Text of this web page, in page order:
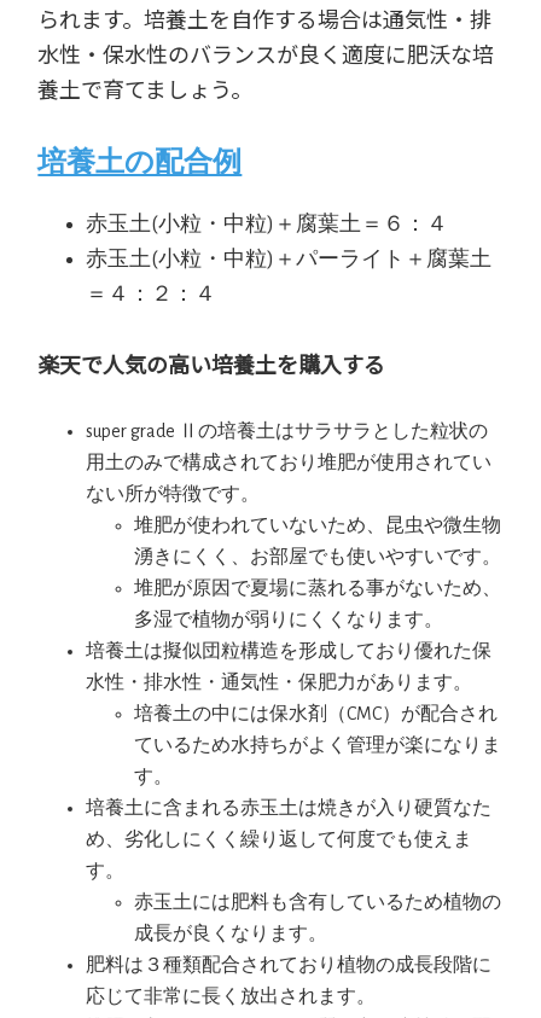
られます。培養土を自作する場合は通気性・排
水性・保水性のバランスが良く適度に肥沃な培
養土で育てましょう。
培養土の配合例
赤玉土(小粒・中粒)＋腐葉土＝６：４
赤玉土(小粒・中粒)＋パーライト＋腐葉土
＝４：２：４
楽天で人気の高い培養土を購入する
super grade Ⅱの培養土はサラサラとした粒状の
用土のみで構成されており堆肥が使用されてい
ない所が特徴です。
堆肥が使われていないため、昆虫や微生物
湧きにくく、お部屋でも使いやすいです。
堆肥が原因で夏場に蒸れる事がないため、
多湿で植物が弱りにくくなります。
培養土は擬似団粒構造を形成しており優れた保
水性・排水性・通気性・保肥力があります。
培養土の中には保水剤（CMC）が配合され
ているため水持ちがよく管理が楽になりま
す。
培養土に含まれる赤玉土は焼きが入り硬質なた
め、劣化しにくく繰り返して何度でも使えま
す。
赤玉土には肥料も含有しているため植物の
成長が良くなります。
肥料は３種類配合されており植物の成長段階に
応じて非常に長く放出されます。